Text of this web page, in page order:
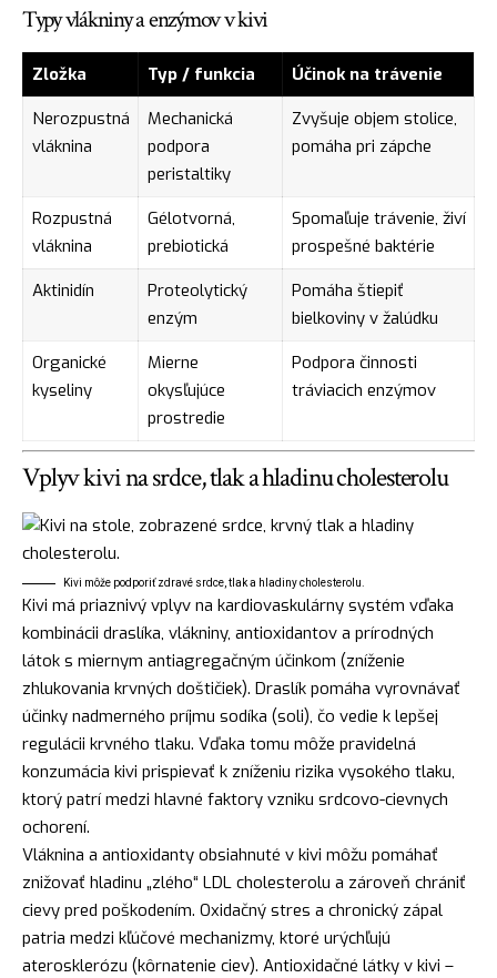
Typy vlákniny a enzýmov v kivi
Zložka Typ / funkcia
Účinok na trávenie
Nerozpustná
vláknina
Mechanická
podpora
peristaltiky
Zvyšuje objem stolice,
pomáha pri zápche
Rozpustná
vláknina
Gélotvorná,
prebiotická
Spomaľuje trávenie, živí
prospešné baktérie
Aktinidín
Proteolytický
enzým
Pomáha štiepiť
bielkoviny v žalúdku
Organické
kyseliny
Mierne
okysľujúce
prostredie
Podpora činnosti
tráviacich enzýmov
Vplyv kivi na srdce, tlak a hladinu cholesterolu
Kivi môže podporiť zdravé srdce, tlak a hladiny cholesterolu.
Kivi má priaznivý vplyv na kardiovaskulárny systém vďaka
kombinácii draslíka, vlákniny, antioxidantov a prírodných
látok s miernym antiagregačným účinkom (zníženie
zhlukovania krvných doštičiek). Draslík pomáha vyrovnávať
účinky nadmerného príjmu sodíka (soli), čo vedie k lepšej
regulácii krvného tlaku. Vďaka tomu môže pravidelná
konzumácia kivi prispievať k zníženiu rizika vysokého tlaku,
ktorý patrí medzi hlavné faktory vzniku srdcovo-cievnych
ochorení.
Vláknina a antioxidanty obsiahnuté v kivi môžu pomáhať
znižovať hladinu „zlého“ LDL cholesterolu a zároveň chrániť
cievy pred poškodením. Oxidačný stres a chronický zápal
patria medzi kľúčové mechanizmy, ktoré urýchľujú
aterosklerózu (kôrnatenie ciev). Antioxidačné látky v kivi –